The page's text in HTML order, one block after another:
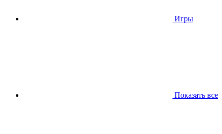
Игры
Показать все